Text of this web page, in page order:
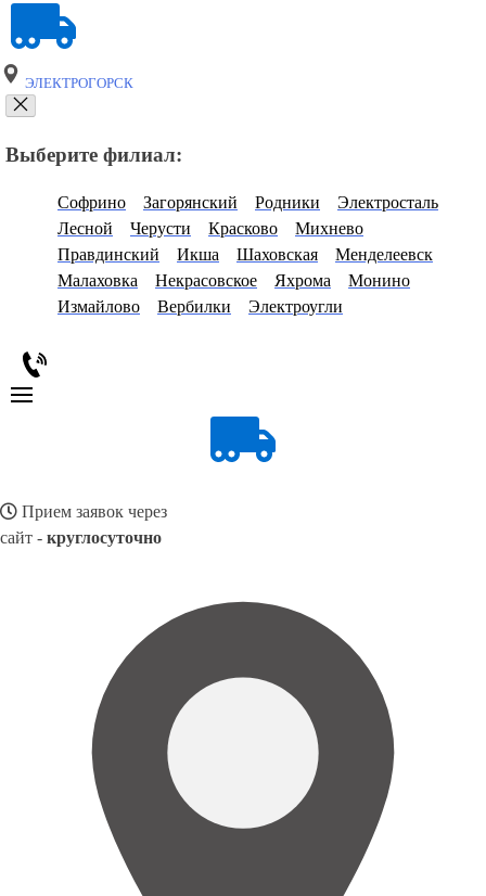
ЭЛЕКТРОГОРСК
Выберите филиал:
Софрино Загорянский Родники
Электросталь
Лесной
Черусти Красково
Михнево
Правдинский
Икша Шаховская
Менделеевск
Малаховка
Некрасовское Яхрома
Монино
Измайлово
Вербилки Электроугли
Прием заявок через
сайт - круглосуточно